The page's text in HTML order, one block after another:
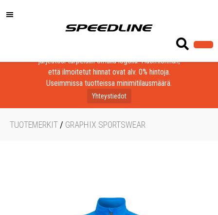
Löydä laadukkaat tuotteet yrityksesi, seurasi tai
järjestösi tarpeisiin omalla logolla! Huomioithan,
että ilmoitetut hinnat ovat alv. 0% hintoja.
Useimmissa tuotteissa minimitilausmäärä.
Yhteystiedot
TUOTEMERKIT / GRAPHIX SPORTSWEAR